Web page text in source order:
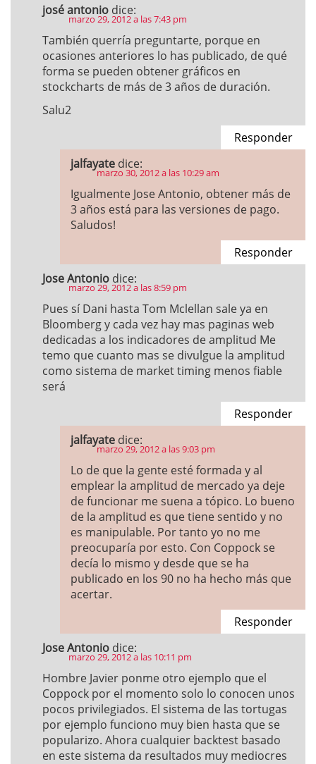
josé antonio dice:
marzo 29, 2012 a las 7:43 pm
También querría preguntarte, porque en
ocasiones anteriores lo has publicado, de qué
forma se pueden obtener gráficos en
stockcharts de más de 3 años de duración.
Salu2
Responder
jalfayate dice:
marzo 30, 2012 a las 10:29 am
Igualmente Jose Antonio, obtener más de
3 años está para las versiones de pago.
Saludos!
Responder
Jose Antonio dice:
marzo 29, 2012 a las 8:59 pm
Pues sí Dani hasta Tom Mclellan sale ya en
Bloomberg y cada vez hay mas paginas web
dedicadas a los indicadores de amplitud Me
temo que cuanto mas se divulgue la amplitud
como sistema de market timing menos fiable
será
Responder
jalfayate dice:
marzo 29, 2012 a las 9:03 pm
Lo de que la gente esté formada y al
emplear la amplitud de mercado ya deje
de funcionar me suena a tópico. Lo bueno
de la amplitud es que tiene sentido y no
es manipulable. Por tanto yo no me
preocuparía por esto. Con Coppock se
decía lo mismo y desde que se ha
publicado en los 90 no ha hecho más que
acertar.
Responder
Jose Antonio dice:
marzo 29, 2012 a las 10:11 pm
Hombre Javier ponme otro ejemplo que el
Coppock por el momento solo lo conocen unos
pocos privilegiados. El sistema de las tortugas
por ejemplo funciono muy bien hasta que se
popularizo. Ahora cualquier backtest basado
en este sistema da resultados muy mediocres